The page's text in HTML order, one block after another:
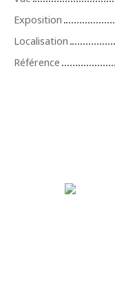
Exposition
Localisation
Référence